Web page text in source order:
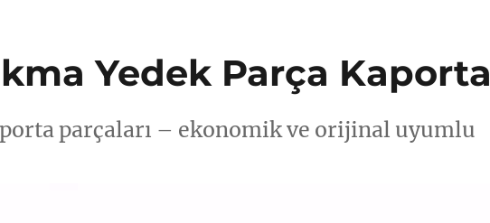
Yedek Parça Kaporta
parçaları – ekonomik ve orijinal uyumlu